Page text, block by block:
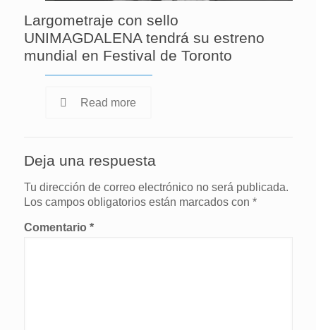
Largometraje con sello
UNIMAGDALENA tendrá su estreno
mundial en Festival de Toronto
Read more
Deja una respuesta
Tu dirección de correo electrónico no será publicada.
Los campos obligatorios están marcados con *
Comentario *